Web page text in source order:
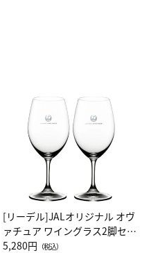
[リーデル]JALオリジナル オヴ
ァチュア ワイングラス2脚セッ
ト（レッドワイン）
5,280円 （税込）